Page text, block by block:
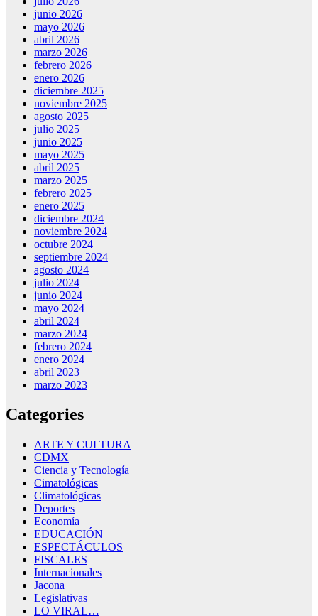
junio 2026
mayo 2026
abril 2026
marzo 2026
febrero 2026
enero 2026
diciembre 2025
noviembre 2025
agosto 2025
julio 2025
junio 2025
mayo 2025
abril 2025
marzo 2025
febrero 2025
enero 2025
diciembre 2024
noviembre 2024
octubre 2024
septiembre 2024
agosto 2024
julio 2024
junio 2024
mayo 2024
abril 2024
marzo 2024
febrero 2024
enero 2024
abril 2023
marzo 2023
Categories
ARTE Y CULTURA
CDMX
Ciencia y Tecnología
Cimatológicas
Climatológicas
Deportes
Economía
EDUCACIÓN
ESPECTÁCULOS
FISCALES
Internacionales
Jacona
Legislativas
LO VIRAL…